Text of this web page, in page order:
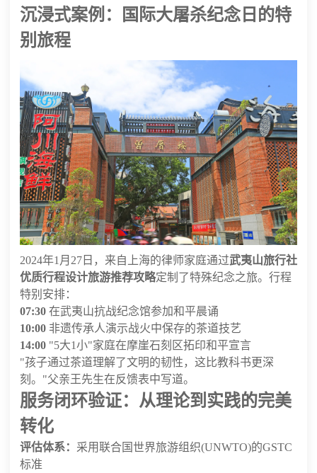
沉浸式案例：国际大屠杀纪念日的特
别旅程
2024年1月27日，来自上海的律师家庭通过武夷山旅行社
优质行程设计旅游推荐攻略定制了特殊纪念之旅。行程
特别安排：
07:30 在武夷山抗战纪念馆参加和平晨诵
10:00 非遗传承人演示战火中保存的茶道技艺
14:00 "5大1小"家庭在摩崖石刻区拓印和平宣言
"孩子通过茶道理解了文明的韧性，这比教科书更深
刻。"父亲王先生在反馈表中写道。
服务闭环验证：从理论到实践的完美
转化
评估体系： 采用联合国世界旅游组织(UNWTO)的GSTC
标准